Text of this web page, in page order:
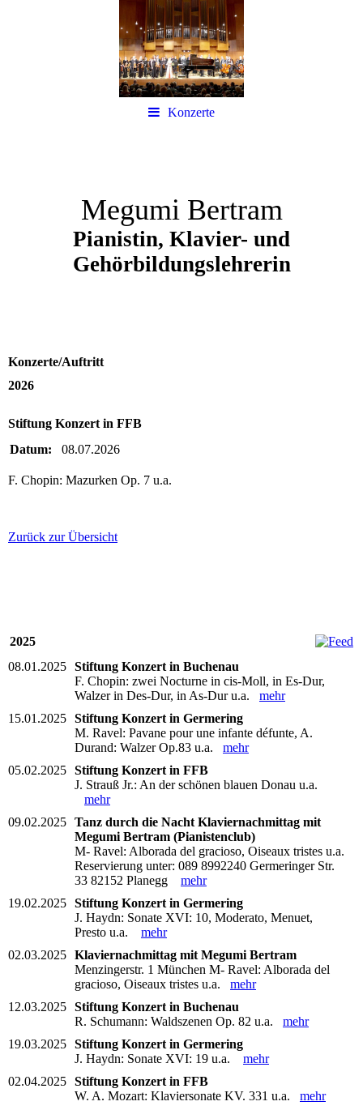
Konzerte
Megumi Bertram
Pianistin, Klavier- und
Gehörbildungslehrerin
Konzerte/Auftritt
2026
Stiftung Konzert in FFB
Datum:
08.07.2026
F. Chopin: Mazurken Op. 7 u.a.
Zurück zur Übersicht
2025
08.01.2025 Stiftung Konzert in Buchenau
F. Chopin: zwei Nocturne in cis-Moll, in Es-Dur,
Walzer in Des-Dur, in As-Dur u.a. mehr
15.01.2025 Stiftung Konzert in Germering
M. Ravel: Pavane pour une infante défunte, A.
Durand: Walzer Op.83 u.a. mehr
05.02.2025 Stiftung Konzert in FFB
J. Strauß Jr.: An der schönen blauen Donau u.a.
mehr
09.02.2025 Tanz durch die Nacht Klaviernachmittag mit
Megumi Bertram (Pianistenclub)
M- Ravel: Alborada del gracioso, Oiseaux tristes u.a.
Reservierung unter: 089 8992240 Germeringer Str.
33 82152 Planegg mehr
19.02.2025 Stiftung Konzert in Germering
J. Haydn: Sonate XVI: 10, Moderato, Menuet,
Presto u.a. mehr
02.03.2025 Klaviernachmittag mit Megumi Bertram
Menzingerstr. 1 München M- Ravel: Alborada del
gracioso, Oiseaux tristes u.a. mehr
12.03.2025 Stiftung Konzert in Buchenau
R. Schumann: Waldszenen Op. 82 u.a. mehr
19.03.2025 Stiftung Konzert in Germering
J. Haydn: Sonate XVI: 19 u.a. mehr
02.04.2025 Stiftung Konzert in FFB
W. A. Mozart: Klaviersonate KV. 331 u.a. mehr